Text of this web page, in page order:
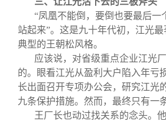
“凤凰不能倒，要倒也要最后一
站起来”。这是九十年代初，江光最
典型的王朝松风格。
应该说，对省级重点企业江光
的。眼看江光从盈利大户陷入年亏
长出面召开专项办公会，研究江光
九条保护措施。然而，最终只有一
王厂长也动过找关系的念头。